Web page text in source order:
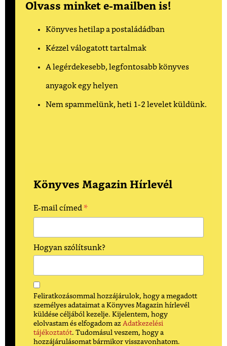
Olvass minket e-mailben is!
Könyves hetilap a postaládádban
Kézzel válogatott tartalmak
A legérdekesebb, legfontosabb könyves
anyagok egy helyen
Nem spammelünk, heti 1-2 levelet küldünk.
Könyves Magazin Hírlevél
E-mail címed *
Hogyan szólítsunk?
Feliratkozásommal hozzájárulok, hogy a megadott
személyes adataimat a Könyves Magazin hírlevél
küldése céljából kezelje. Kijelentem, hogy
elolvastam és elfogadom az Adatkezelési
tájékoztatót. Tudomásul veszem, hogy a
hozzájárulásomat bármikor visszavonhatom.